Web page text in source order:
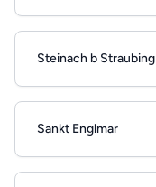
Steinach b Straubing
Sankt Englmar